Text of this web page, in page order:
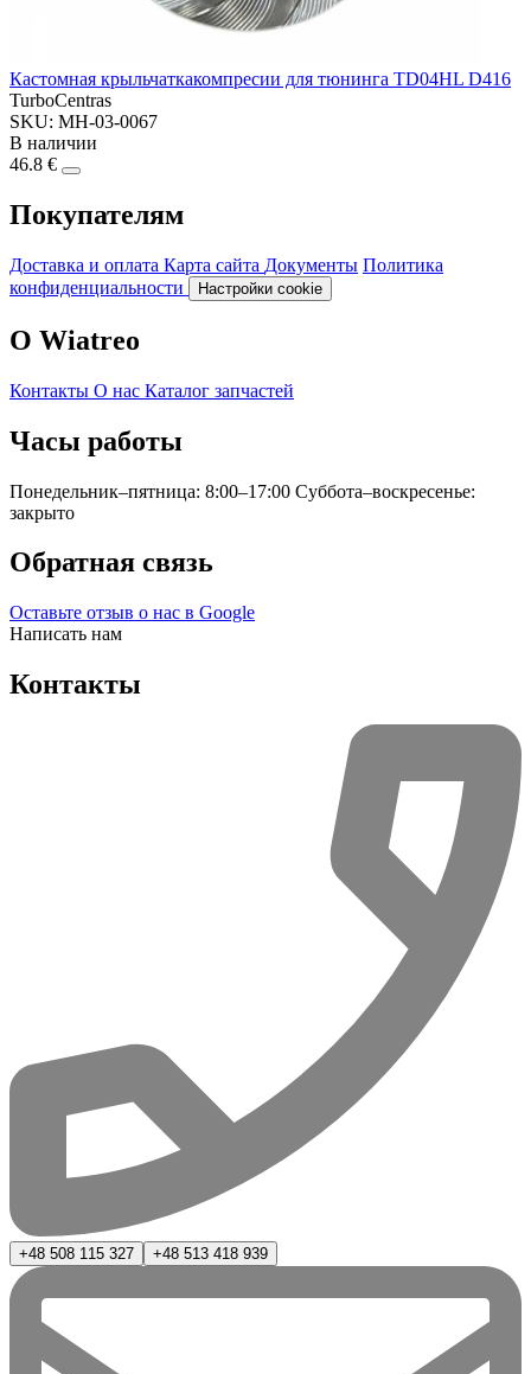
Кастомная крыльчаткакомпресии для тюнинга TD04HL D416
TurboCentras
SKU: MH-03-0067
В наличии
46.8 €
Покупателям
Доставка и оплата Карта сайта Документы Политика
конфиденциальности
Настройки cookie
О Wiatreo
Контакты О нас Каталог запчастей
Часы работы
Понедельник–пятница: 8:00–17:00 Суббота–воскресенье:
закрыто
Обратная связь
Оставьте отзыв о нас в Google
Написать нам
Контакты
+48 508 115 327 +48 513 418 939